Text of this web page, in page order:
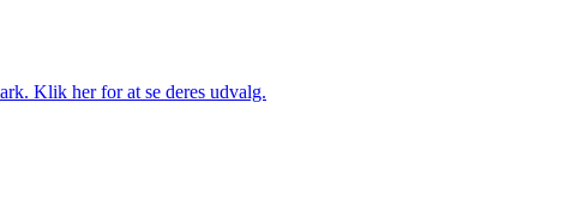
Klik her for at se deres udvalg.